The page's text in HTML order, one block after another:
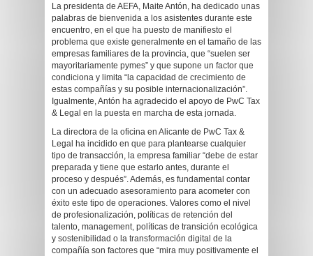
La presidenta de AEFA, Maite Antón, ha dedicado unas
palabras de bienvenida a los asistentes durante este
encuentro, en el que ha puesto de manifiesto el
problema que existe generalmente en el tamaño de las
empresas familiares de la provincia, que “suelen ser
mayoritariamente pymes” y que supone un factor que
condiciona y limita “la capacidad de crecimiento de
estas compañías y su posible internacionalización”.
Igualmente, Antón ha agradecido el apoyo de PwC Tax
& Legal en la puesta en marcha de esta jornada.
La directora de la oficina en Alicante de PwC Tax &
Legal ha incidido en que para plantearse cualquier
tipo de transacción, la empresa familiar “debe de estar
preparada y tiene que estarlo antes, durante el
proceso y después”. Además, es fundamental contar
con un adecuado asesoramiento para acometer con
éxito este tipo de operaciones. Valores como el nivel
de profesionalización, políticas de retención del
talento, management, políticas de transición ecológica
y sostenibilidad o la transformación digital de la
compañía son factores que “mira muy positivamente el